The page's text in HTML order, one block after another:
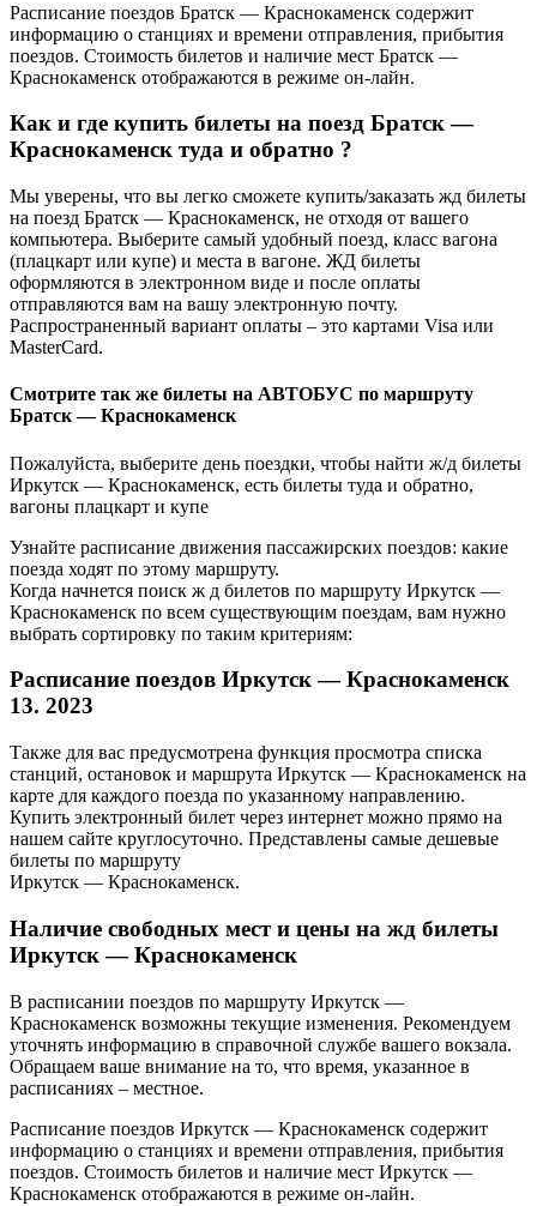
Расписание поездов Братск — Краснокаменск содержит
информацию о станциях и времени отправления, прибытия
поездов. Стоимость билетов и наличие мест Братск —
Краснокаменск отображаются в режиме он-лайн.
Как и где купить билеты на поезд Братск —
Краснокаменск туда и обратно ?
Мы уверены, что вы легко сможете купить/заказать жд билеты
на поезд Братск — Краснокаменск, не отходя от вашего
компьютера. Выберите самый удобный поезд, класс вагона
(плацкарт или купе) и места в вагоне. ЖД билеты
оформляются в электронном виде и после оплаты
отправляются вам на вашу электронную почту.
Распространенный вариант оплаты – это картами Visa или
MasterCard.
Смотрите так же билеты на АВТОБУС по маршруту
Братск — Краснокаменск
Пожалуйста, выберите день поездки, чтобы найти ж/д билеты
Иркутск — Краснокаменск, есть билеты туда и обратно,
вагоны плацкарт и купе
Узнайте расписание движения пассажирских поездов: какие
поезда ходят по этому маршруту.
Когда начнется поиск ж д билетов по маршруту Иркутск —
Краснокаменск по всем существующим поездам, вам нужно
выбрать сортировку по таким критериям:
Расписание поездов Иркутск — Краснокаменск
13. 2023
Также для вас предусмотрена функция просмотра списка
станций, остановок и маршрута Иркутск — Краснокаменск на
карте для каждого поезда по указанному направлению.
Купить электронный билет через интернет можно прямо на
нашем сайте круглосуточно. Представлены самые дешевые
билеты по маршруту
Иркутск — Краснокаменск.
Наличие свободных мест и цены на жд билеты
Иркутск — Краснокаменск
В расписании поездов по маршруту Иркутск —
Краснокаменск возможны текущие изменения. Рекомендуем
уточнять информацию в справочной службе вашего вокзала.
Обращаем ваше внимание на то, что время, указанное в
расписаниях – местное.
Расписание поездов Иркутск — Краснокаменск содержит
информацию о станциях и времени отправления, прибытия
поездов. Стоимость билетов и наличие мест Иркутск —
Краснокаменск отображаются в режиме он-лайн.